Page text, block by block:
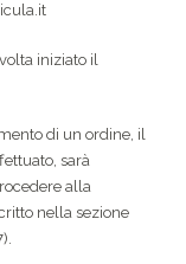
iniziato il
di un ordine, il
sarà
alla
nella sezione